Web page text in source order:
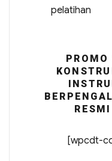
pelatihan
[wpcdt-